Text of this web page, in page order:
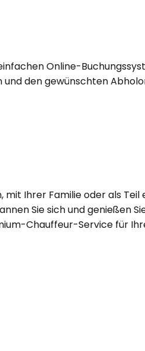
Online-
den gewünschten
mit Ihrer Familie oder als Teil
Sie sich und genießen
Chauffeur-Service für